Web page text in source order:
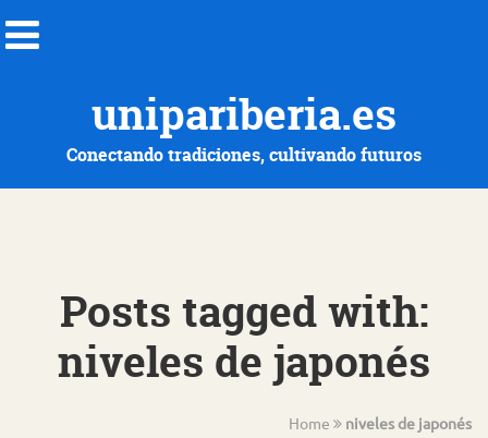
unipariberia.es
Conectando tradiciones, cultivando futuros
Posts tagged with:
niveles de japonés
Home niveles de japonés